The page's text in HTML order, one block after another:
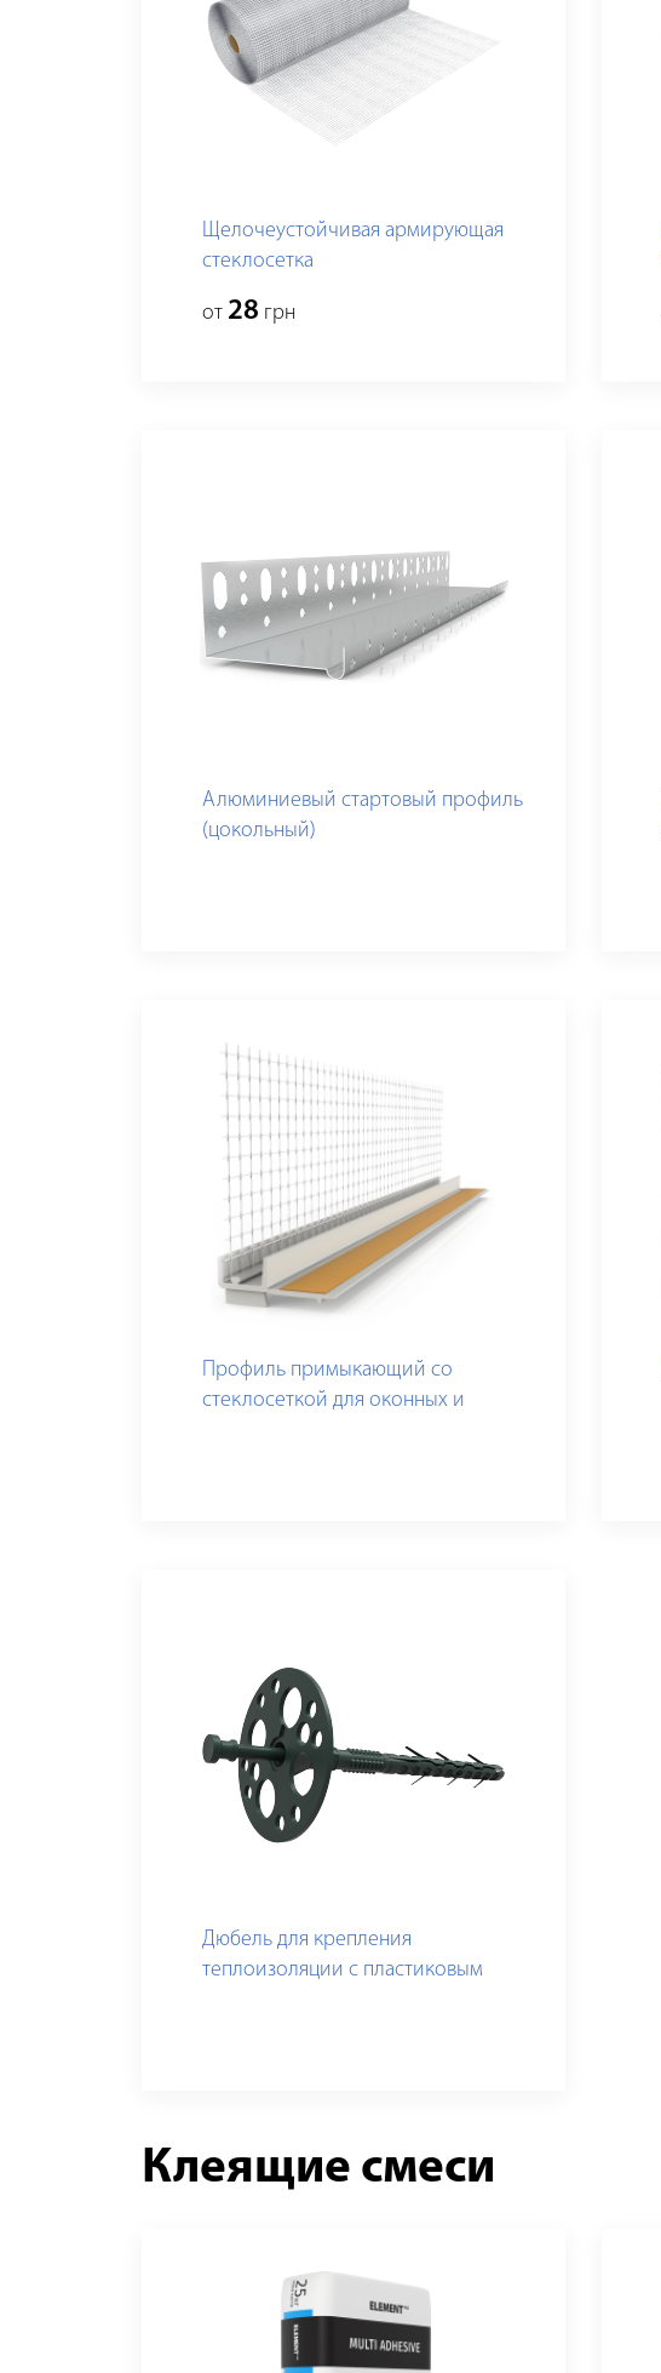
Щелочеустойчивая армирующая
стеклосетка
от 28 грн
Алюминиевый стартовый профиль
(цокольный)
Профиль примыкающий со
стеклосеткой для оконных и
Дюбель для крепления
теплоизоляции с пластиковым
Клеящие смеси